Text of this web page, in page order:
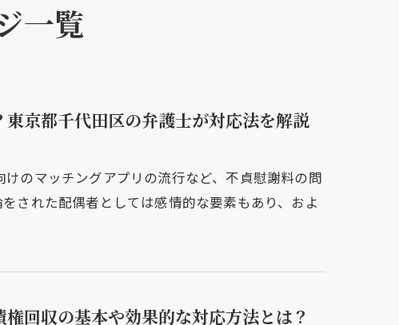
一覧
京都千代田区の弁護士が対応法を解説
のマッチングアプリの流行など、不貞慰謝料の問
された配偶者としては感情的な要素もあり、およ
回収の基本や効果的な対応方法とは？